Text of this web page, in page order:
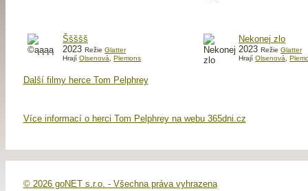
Ššššš
2023RežieGlatter
HrajíOlsenová ,Plemons
Nekonej zlo
2023RežieGlatter
HrajíOlsenová ,
Další filmy herce Tom Pelphrey
Více informací o herci Tom Pelphrey na webu 365dni.cz
© 2026 goNET s.r.o. - Všechna práva vyhrazena